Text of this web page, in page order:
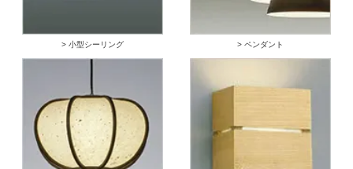
> 小型シーリング > ペンダント